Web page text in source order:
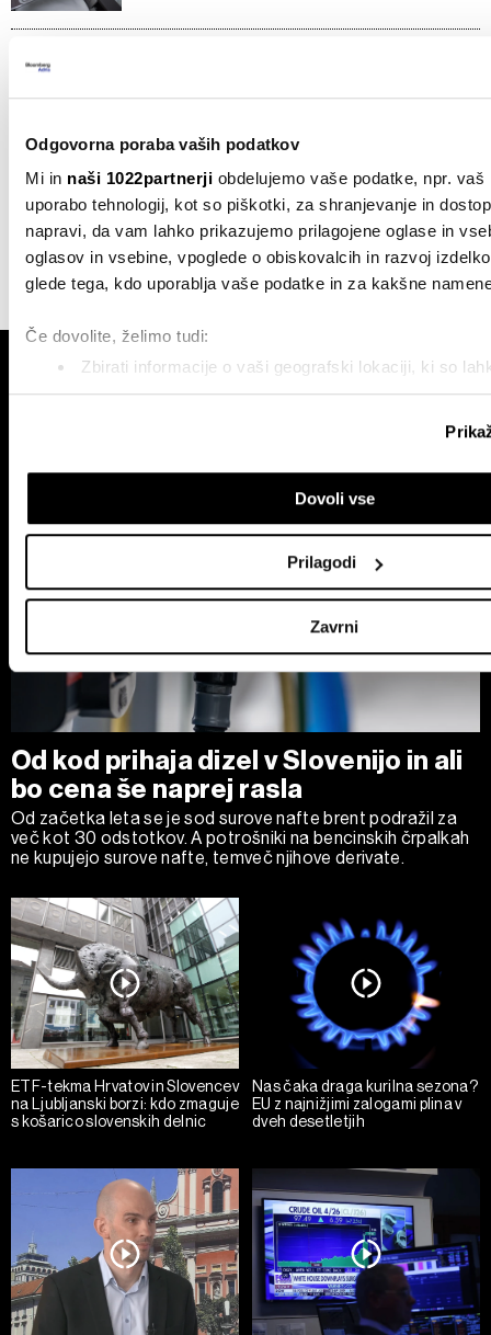
Odgovorna poraba vaših podatkov
Mi in naši 1022partnerji obdelujemo vaše podatke, npr. vaš
uporabo tehnologij, kot so piškotki, za shranjevanje in
napravi, da vam lahko prikazujemo prilagojene oglase in
oglasov in vsebine, vpoglede o obiskovalcih in razvoj
glede tega, kdo uporablja vaše podatke in za kakšne
Če dovolite, želimo tudi:
Zbirati informacije o vaši geografski lokaciji, ki so
metrov
Poglejte si še, kako se obdelujejo vaši osebni podatki in
razdelku o podrobnostih. Lahko spremenite
dovoljenje kadarkoli iz Izjave o piškotkih.
o podatkih, ki jih obdelujemo, in o vaših pravicah glede teh
, o piškotkih in drugih podobnih
Politiki piškotkov.
Piškotke lahko kadar koli ponovno prilagodite tako, da
podrobnosti«. Privolitev lahko kadar koli prekličete brez
Dovoli vse
Prilagodi
Zavrni
dolarjev
VSE NOVICE IZ RUBRIKE FINANČNI TRGI
Od kod prihaja dizel v Slovenijo in ali
bo cena še naprej rasla
Od začetka leta se je sod surove nafte brent podražil za
več kot 30 odstotkov. A potrošniki na bencinskih črpalkah
ne kupujejo surove nafte, temveč njihove derivate.
ETF-tekma Hrvatov in Slovencev
na Ljubljanski borzi: kdo zmaguje
s košarico slovenskih delnic
Nas čaka draga kurilna sezona?
EU z najnižjimi zalogami plina v
dveh desetletjih